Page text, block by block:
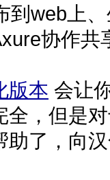
web上
协作
版本 会让
全，但是
助了，向